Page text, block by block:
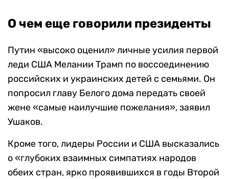
О чем еще говорили президенты
Путин «высоко оценил» личные усилия первой
леди США Мелании Трамп по воссоединению
российских и украинских детей с семьями. Он
попросил главу Белого дома передать своей
жене «самые наилучшие пожелания», заявил
Ушаков.
Кроме того, лидеры России и США высказались
о «глубоких взаимных симпатиях народов
обеих стран, ярко проявившихся в годы Второй